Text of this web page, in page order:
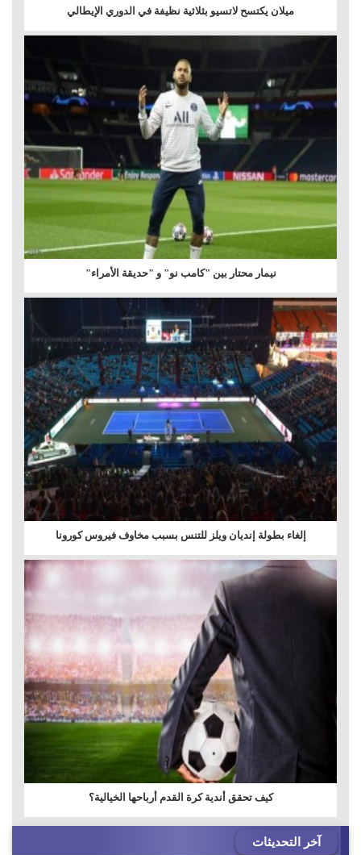
ميلان يكتسح لاتسيو بثلاثية نظيفة في الدوري الإيطالي
نيمار محتار بين "كامب نو" و "حديقة الأمراء"
إلغاء بطولة إنديان ويلز للتنس بسبب مخاوف فيروس كورونا
كيف تحقق أندية كرة القدم أرباحها الخيالية؟
آخر التحديثات